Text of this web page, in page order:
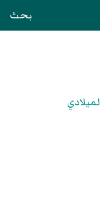
بحث